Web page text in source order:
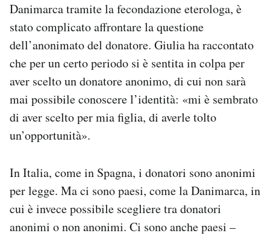
Danimarca tramite la fecondazione eterologa, è
stato complicato affrontare la questione
dell’anonimato del donatore. Giulia ha raccontato
che per un certo periodo si è sentita in colpa per
aver scelto un donatore anonimo, di cui non sarà
mai possibile conoscere l’identità: «mi è sembrato
di aver scelto per mia figlia, di averle tolto
un’opportunità».
In Italia, come in Spagna, i donatori sono anonimi
per legge. Ma ci sono paesi, come la Danimarca, in
cui è invece possibile scegliere tra donatori
anonimi o non anonimi. Ci sono anche paesi –